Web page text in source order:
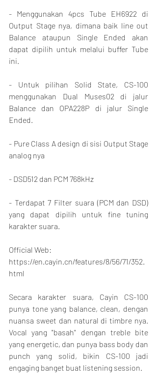
- Menggunakan 4pcs Tube EH6922 di
Output Stage nya, dimana baik line out
Balance ataupun Single Ended akan
dapat dipilih untuk melalui buffer Tube
ini.
- Untuk pilihan Solid State, CS-100
menggunakan Dual Muses02 di jalur
Balance dan OPA228P di jalur Single
Ended.
- Pure Class A design di sisi Output Stage
analog nya
- DSD512 dan PCM 768kHz
- Terdapat 7 Filter suara (PCM dan DSD)
yang dapat dipilih untuk fine tuning
karakter suara.
Official Web:
https://en.cayin.cn/features/8/56/71/352.
html
Secara karakter suara, Cayin CS-100
punya tone yang balance, clean, dengan
nuansa sweet dan natural di timbre nya.
Vocal yang "basah" dengan treble bite
yang energetic, dan punya bass body dan
punch yang solid, bikin CS-100 jadi
engaging banget buat listening session.